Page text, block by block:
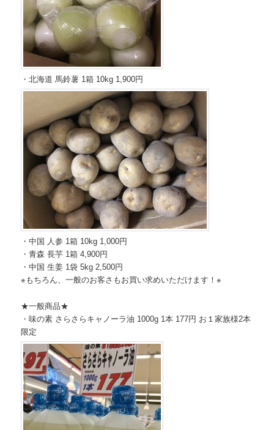
・北海道 馬鈴薯 1箱 10kg 1,900円
・中国 人参 1箱 10kg 1,000円
・青森 長芋 1箱 4,900円
・中国 生姜 1袋 5kg 2,500円
※もちろん、一般のお客さもお買い求めいただけます！※
★一般商品★
・味の素 さらさらキャノーラ油 1000g 1本 177円 お１家族様2本
限定